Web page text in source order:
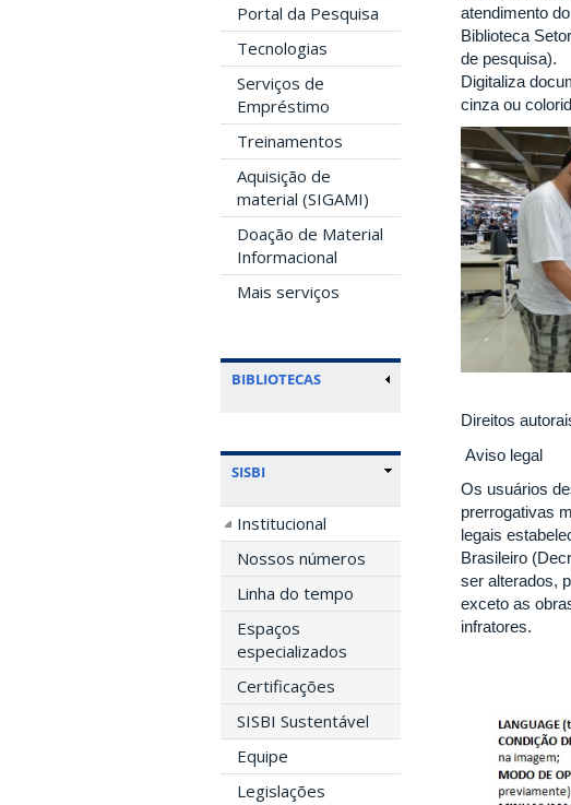
Portal da Pesquisa
Tecnologias
Serviços de
Empréstimo
Treinamentos
Aquisição de
material (SIGAMI)
Doação de Material
Informacional
Mais serviços
BIBLIOTECAS
SISBI
Institucional
Nossos números
Linha do tempo
Espaços
especializados
Certificações
SISBI Sustentável
Equipe
Legislações
atendimento
Biblioteca
de pesquisa).
Digitaliza
cinza ou
Direitos
Aviso legal
Os usuários
prerrogativas
legais
Brasileiro
ser alterados,
exceto as
infratores.